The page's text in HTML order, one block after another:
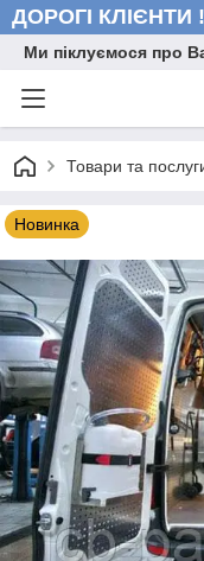
ДОРОГІ
Ми піклуємося про
Товари та
Новинка